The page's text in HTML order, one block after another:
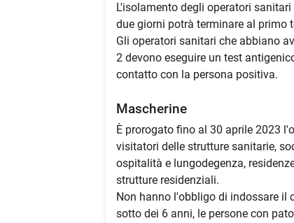
L'isolamento degli operatori
due giorni potrà terminare al primo
Gli operatori sanitari che abbiano
2 devono eseguire un test
contatto con la persona positiva.
Mascherine
È prorogato fino al 30 aprile 2023
visitatori delle strutture sanitarie,
ospitalità e lungodegenza,
strutture residenziali.
Non hanno l'obbligo di indossare il
sotto dei 6 anni, le persone con